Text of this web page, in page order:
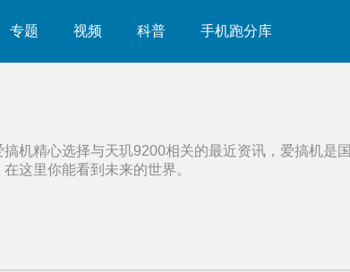
专题 视频 科普 手机跑分库
机精心选择与天玑9200相关的最近资讯，爱搞机是国
这里你能看到未来的世界。